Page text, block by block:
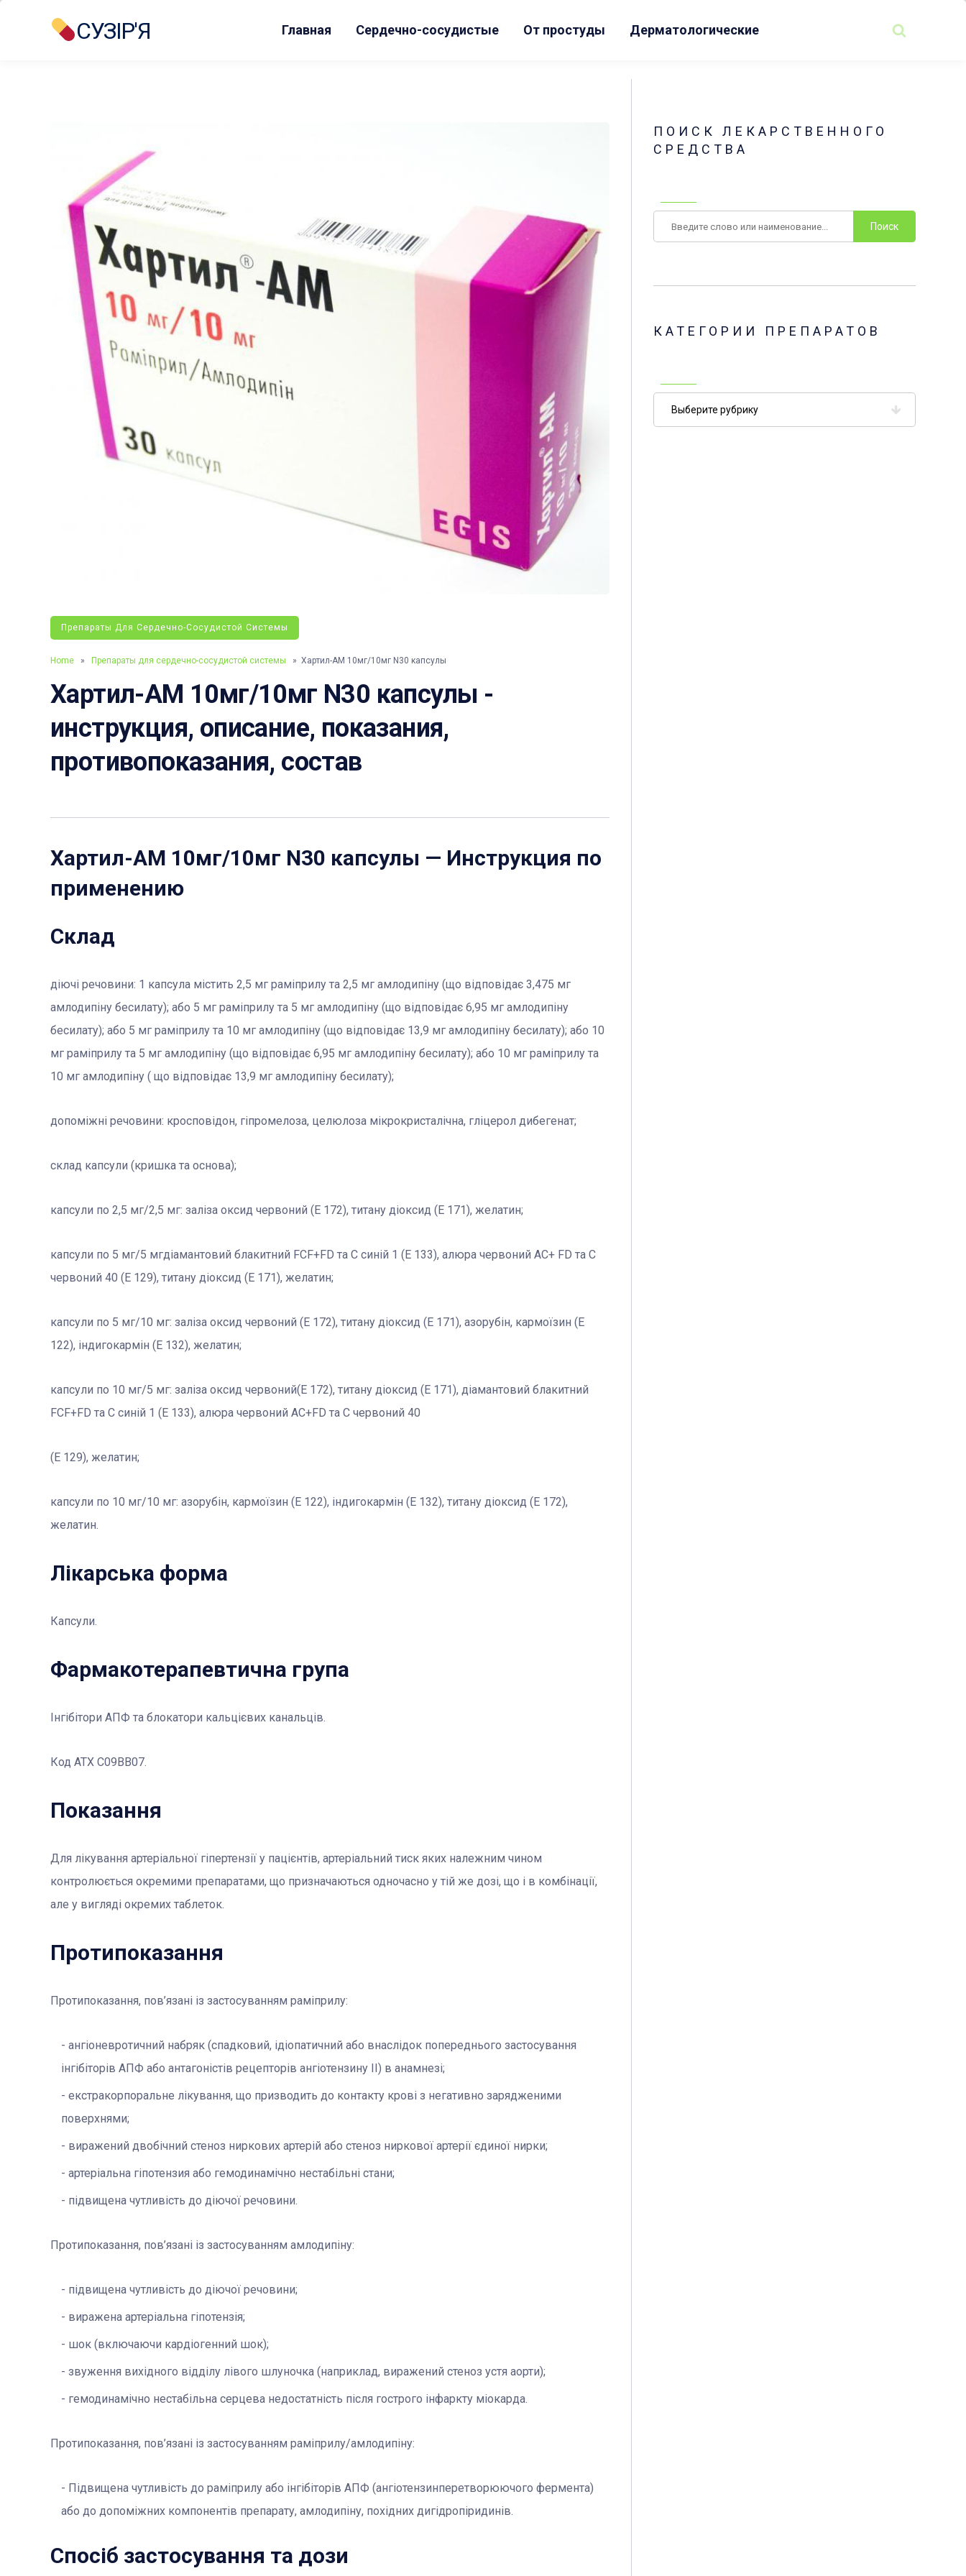
СУЗІР'Я Главная Сердечно-сосудистые От простуды Дерматологические
Препараты Для Сердечно-Сосудистой Системы
Home » Препараты для сердечно-сосудистой системы » Хартил-АМ 10мг/10мг N30 капсулы
Хартил-АМ 10мг/10мг N30 капсулы -
инструкция, описание, показания,
противопоказания, состав
Хартил-АМ 10мг/10мг N30 капсулы — Инструкция по
применению
Склад
діючі речовини: 1 капсула містить 2,5 мг раміприлу та 2,5 мг амлодипіну (що відповідає 3,475 мг
амлодипіну бесилату); або 5 мг раміприлу та 5 мг амлодипіну (що відповідає 6,95 мг амлодипіну
бесилату); або 5 мг раміприлу та 10 мг амлодипіну (що відповідає 13,9 мг амлодипіну бесилату); або 10
мг раміприлу та 5 мг амлодипіну (що відповідає 6,95 мг амлодипіну бесилату); або 10 мг раміприлу та
10 мг амлодипіну ( що відповідає 13,9 мг амлодипіну бесилату);
допоміжні речовини: кросповідон, гіпромелоза, целюлоза мікрокристалічна, гліцерол дибегенат;
склад капсули (кришка та основа);
капсули по 2,5 мг/2,5 мг: заліза оксид червоний (Е 172), титану діоксид (Е 171), желатин;
капсули по 5 мг/5 мгдіамантовий блакитний FCF+FD та С синій 1 (Е 133), алюра червоний AC+ FD та C
червоний 40 (Е 129), титану діоксид (Е 171), желатин;
капсули по 5 мг/10 мг: заліза оксид червоний (Е 172), титану діоксид (Е 171), азорубін, кармоїзин (Е
122), індигокармін (Е 132), желатин;
капсули по 10 мг/5 мг: заліза оксид червоний(Е 172), титану діоксид (Е 171), діамантовий блакитний
FCF+FD та С синій 1 (Е 133), алюра червоний AC+FD та C червоний 40
(Е 129), желатин;
капсули по 10 мг/10 мг: азорубін, кармоїзин (Е 122), індигокармін (Е 132), титану діоксид (Е 172),
желатин.
Лікарська форма
Капсули.
Фармакотерапевтична група
Інгібітори АПФ та блокатори кальцієвих канальців.
Код АТХ C09BB07.
Показання
Для лікування артеріальної гіпертензії у пацієнтів, артеріальний тиск яких належним чином
контролюється окремими препаратами, що призначаються одночасно у тій же дозі, що і в комбінації,
але у вигляді окремих таблеток.
Протипоказання
Протипоказання, пов’язані із застосуванням раміприлу:
ангіоневротичний набряк (спадковий, ідіопатичний або внаслідок попереднього застосування
інгібіторів АПФ або антагоністів рецепторів ангіотензину ІІ) в анамнезі;
екстракорпоральне лікування, що призводить до контакту крові з негативно зарядженими
поверхнями;
виражений двобічний стеноз ниркових артерій або стеноз ниркової артерії єдиної нирки;
артеріальна гіпотензия або гемодинамічно нестабільні стани;
підвищена чутливість до діючої речовини.
Протипоказання, пов’язані із застосуванням амлодипіну:
підвищена чутливість до діючої речовини;
виражена артеріальна гіпотензія;
шок (включаючи кардіогенний шок);
звуження вихідного відділу лівого шлуночка (наприклад, виражений стеноз устя аорти);
гемодинамічно нестабільна серцева недостатність після гострого інфаркту міокарда.
Протипоказання, пов’язані із застосуванням раміприлу/амлодипіну:
Підвищена чутливість до раміприлу або інгібіторів АПФ (ангіотензинперетворюючого фермента)
або до допоміжних компонентів препарату, амлодипіну, похідних дигідропіридинів.
Спосіб застосування та дози
ПОИСК ЛЕКАРСТВЕННОГО
СРЕДСТВА
КАТЕГОРИИ ПРЕПАРАТОВ
препаратов